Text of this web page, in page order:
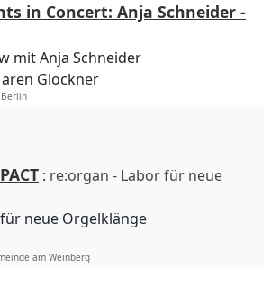
in Concert: Anja Schneider -
mit Anja Schneider
Glockner
: re:organ - Labor für neue
neue Orgelklänge
am Weinberg